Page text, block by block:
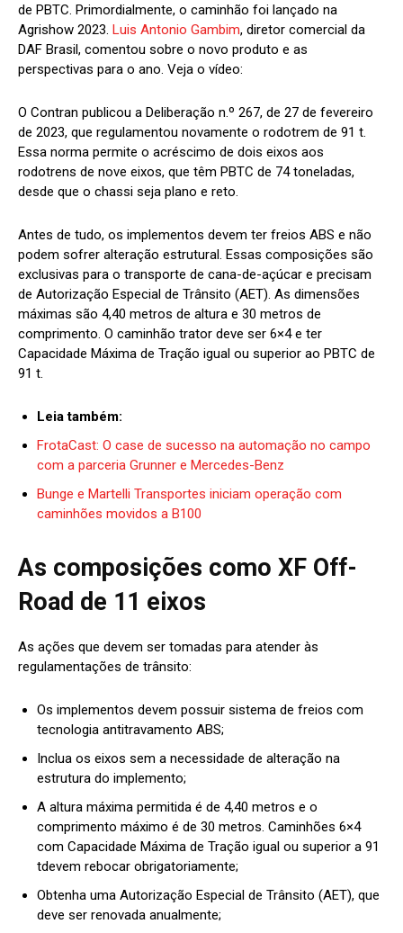
de PBTC. Primordialmente, o caminhão foi lançado na
Agrishow 2023. Luis Antonio Gambim, diretor comercial da
DAF Brasil, comentou sobre o novo produto e as
perspectivas para o ano. Veja o vídeo:
O Contran publicou a Deliberação n.º 267, de 27 de fevereiro
de 2023, que regulamentou novamente o rodotrem de 91 t.
Essa norma permite o acréscimo de dois eixos aos
rodotrens de nove eixos, que têm PBTC de 74 toneladas,
desde que o chassi seja plano e reto.
Antes de tudo, os implementos devem ter freios ABS e não
podem sofrer alteração estrutural. Essas composições são
exclusivas para o transporte de cana-de-açúcar e precisam
de Autorização Especial de Trânsito (AET). As dimensões
máximas são 4,40 metros de altura e 30 metros de
comprimento. O caminhão trator deve ser 6×4 e ter
Capacidade Máxima de Tração igual ou superior ao PBTC de
91 t.
Leia também:
FrotaCast: O case de sucesso na automação no campo
com a parceria Grunner e Mercedes-Benz
Bunge e Martelli Transportes iniciam operação com
caminhões movidos a B100
As composições como XF Off-
Road de 11 eixos
As ações que devem ser tomadas para atender às
regulamentações de trânsito:
Os implementos devem possuir sistema de freios com
tecnologia antitravamento ABS;
Inclua os eixos sem a necessidade de alteração na
estrutura do implemento;
A altura máxima permitida é de 4,40 metros e o
comprimento máximo é de 30 metros. Caminhões 6×4
com Capacidade Máxima de Tração igual ou superior a 91
tdevem rebocar obrigatoriamente;
Obtenha uma Autorização Especial de Trânsito (AET), que
deve ser renovada anualmente;